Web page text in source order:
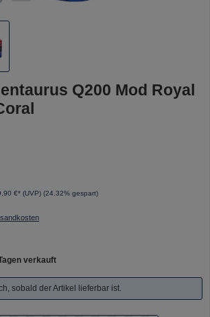
Q200 Mod Royal
€* (UVP) (24.32% gespart)
verkauft
sobald der Artikel lieferbar ist.